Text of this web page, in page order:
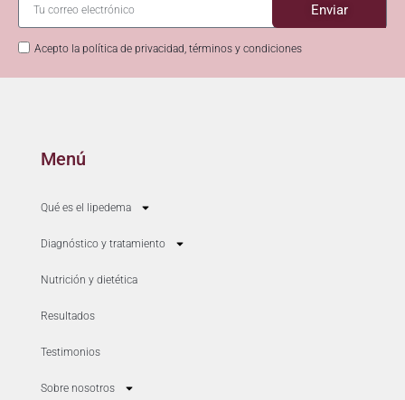
Acepto la política de privacidad, términos y condiciones
Enviar
Menú
Qué es el lipedema
Diagnóstico y tratamiento
Nutrición y dietética
Resultados
Testimonios
Sobre nosotros